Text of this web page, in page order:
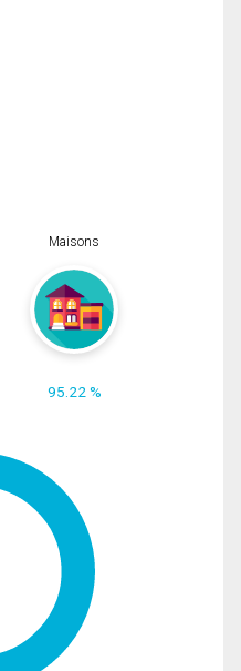
Maisons
95.22 %